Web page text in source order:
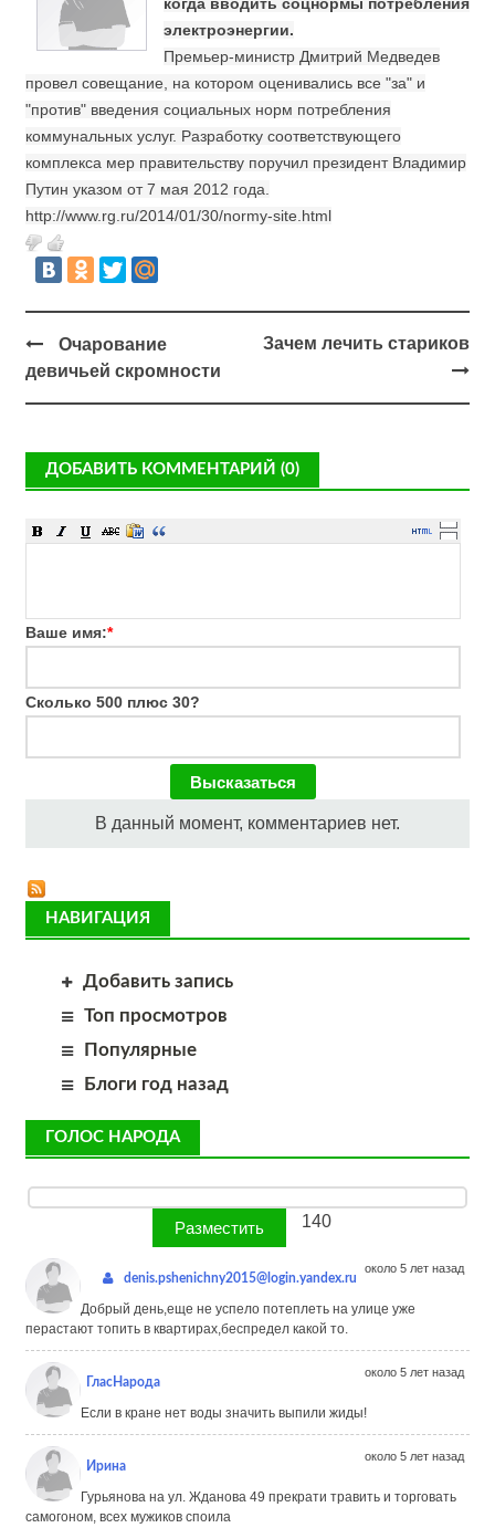
электроэнергии.
Премьер-министр Дмитрий Медведев
провел совещание, на котором оценивались все "за" и
"против" введения социальных норм потребления
коммунальных услуг. Разработку соответствующего
комплекса мер правительству поручил президент Владимир
Путин указом от 7 мая 2012 года.
http://www.rg.ru/2014/01/30/normy-site.html
Очарование
девичьей скромности
Зачем лечить стариков
ДОБАВИТЬ КОММЕНТАРИЙ (0)
Ваше имя:*
Сколько 500 плюс 30?
В данный момент, комментариев нет.
НАВИГАЦИЯ
Добавить запись
Топ просмотров
Популярные
Блоги год назад
ГОЛОС НАРОДА
140
denis.pshenichny2015@login.yandex.ru
около 5 лет назад
Добрый день,еще не успело потеплеть на улице уже
перастают топить в квартирах,беспредел какой то.
ГласНарода
около 5 лет назад
Если в кране нет воды значить выпили жиды!
Ирина
около 5 лет назад
Гурьянова на ул. Жданова 49 прекрати травить и торговать
самогоном, всех мужиков споила